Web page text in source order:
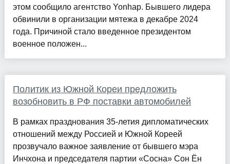
этом сообщило агентство ​Yonhap. Бывшего лидера
обвинили в организации мятежа в декабре 2024
года. Причиной стало введенное президентом
военное положен...
Политик из Южной Кореи предложить
возобновить в РФ поставки автомобилей
В рамках празднования 35-летия дипломатических
отношений между Россией и Южной Кореей
прозвучало важное заявление от бывшего мэра
Инчхона и председателя партии «Сосна» Сон Ён